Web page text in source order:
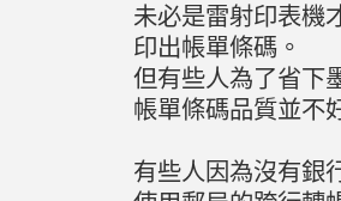
未必是雷射印表機
印出帳單條碼。
但有些人為了省下
帳單條碼品質並不
有些人因為沒有銀